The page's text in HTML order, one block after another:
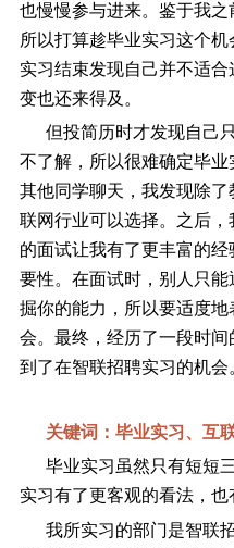
也慢慢参与进来。鉴于我之
所以打算趁毕业实习这个
实习结束发现自己并不适
变也还来得及。
但投简历时才发现自己
不了解，所以很难确定毕
其他同学聊天，我发现除
联网行业可以选择。之后
的面试让我有了更丰富的
要性。在面试时，别人只
掘你的能力，所以要适度
会。最终，经历了一段时
到了在智联招聘实习的机会
关键词：毕业实习、互
毕业实习虽然只有短短
实习有了更客观的看法，也
我所实习的部门是智联